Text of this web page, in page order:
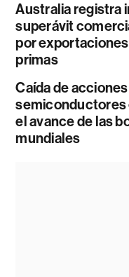
Australia registra
superávit
por
primas
Caída de
semiconductores
el avance de las
mundiales